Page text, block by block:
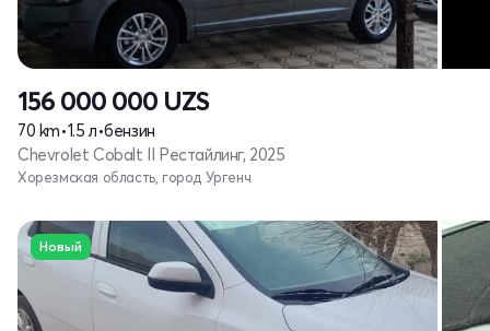
156 000 000 UZS
70 km•1.5 л•бензин
Chevrolet Cobalt II Рестайлинг, 2025
Хорезмская область, город Ургенч
Новый